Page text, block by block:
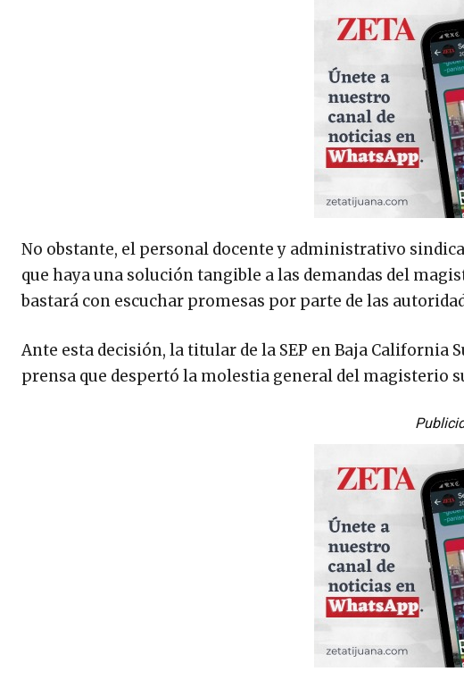
No obstante, el personal docente y administrativo
que haya una solución tangible a las demandas del
bastará con escuchar promesas por parte de las
Ante esta decisión, la titular de la SEP en Baja California
prensa que despertó la molestia general del magisterio